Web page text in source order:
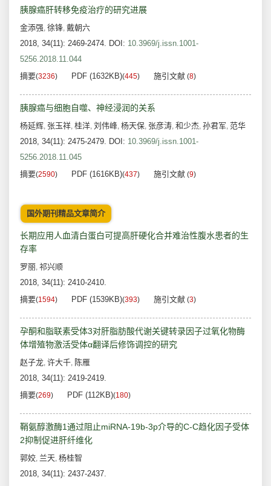
胰腺癌肝转移免疫治疗的研究进展
金添强, 徐锋, 戴朝六
2018, 34(11): 2469-2474. DOI: 10.3969/j.issn.1001-
5256.2018.11.044
摘要(3236) PDF (1632KB)(445) 施引文献 (8)
胰腺癌与细胞自噬、神经浸润的关系
杨延辉, 张玉祥, 桂洋, 刘伟峰, 杨天保, 张彦涛, 和少杰, 孙君军, 范华
2018, 34(11): 2475-2479. DOI: 10.3969/j.issn.1001-
5256.2018.11.045
摘要(2590) PDF (1616KB)(437) 施引文献 (9)
国外期刊精品文章简介
长期应用人血清白蛋白可提高肝硬化合并难治性腹水患者的生
存率
罗丽, 祁兴顺
2018, 34(11): 2410-2410.
摘要(1594) PDF (1539KB)(393) 施引文献 (3)
孕酮和脂联素受体3对肝脂肪酸代谢关键转录因子过氧化物酶
体增殖物激活受体α翻译后修饰调控的研究
赵子龙, 许大千, 陈雁
2018, 34(11): 2419-2419.
摘要(269) PDF (112KB)(180)
鞘氨醇激酶1通过阻止miRNA-19b-3p介导的C-C趋化因子受体
2抑制促进肝纤维化
郭姣, 兰天, 杨桂智
2018, 34(11): 2437-2437.